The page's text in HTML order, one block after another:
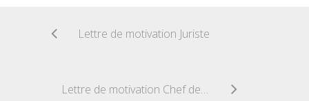
Lettre de motivation Juriste
Lettre de motivation Chef de Chantier